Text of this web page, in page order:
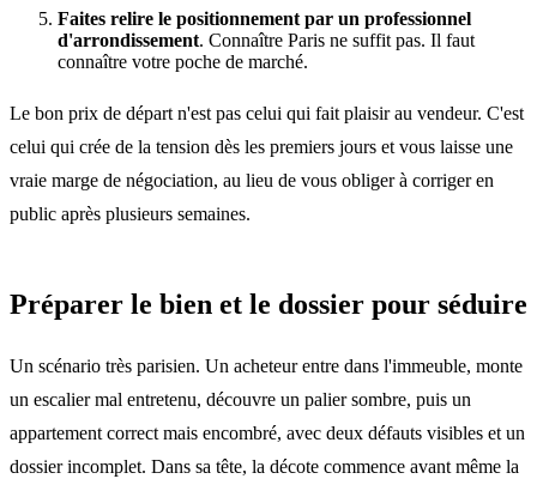
Faites relire le positionnement par un professionnel
d'arrondissement. Connaître Paris ne suffit pas. Il faut
connaître votre poche de marché.
Le bon prix de départ n'est pas celui qui fait plaisir au vendeur. C'est
celui qui crée de la tension dès les premiers jours et vous laisse une
vraie marge de négociation, au lieu de vous obliger à corriger en
public après plusieurs semaines.
Préparer le bien et le dossier pour séduire
Un scénario très parisien. Un acheteur entre dans l'immeuble, monte
un escalier mal entretenu, découvre un palier sombre, puis un
appartement correct mais encombré, avec deux défauts visibles et un
dossier incomplet. Dans sa tête, la décote commence avant même la